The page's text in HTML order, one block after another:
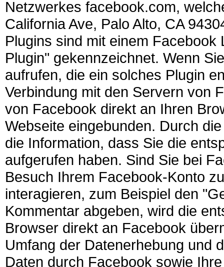
Netzwerkes facebook.com,
California Ave, Palo Alto, CA
Plugins sind mit einem
Plugin" gekennzeichnet. Wenn
aufrufen, die ein solches Plugin
Verbindung mit den Servern von
von Facebook direkt an Ihren
Webseite eingebunden. Durch
die Information, dass Sie die
aufgerufen haben. Sind Sie bei
Besuch Ihrem Facebook-Konto
interagieren, zum Beispiel den
Kommentar abgeben, wird die
Browser direkt an Facebook
Umfang der Datenerhebung und
Daten durch Facebook sowie